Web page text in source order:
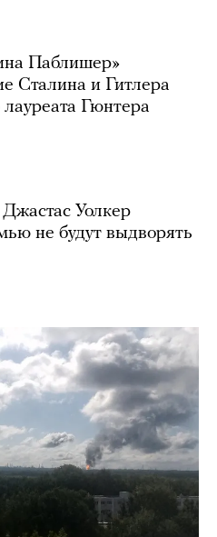
Паблишер»
Сталина и Гитлера
лауреата Гюнтера
Уолкер
не будут выдворять